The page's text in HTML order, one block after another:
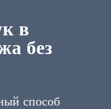
в
без
способ